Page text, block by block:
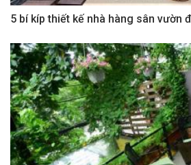
5 bí kíp thiết kế nhà hàng sân vườn